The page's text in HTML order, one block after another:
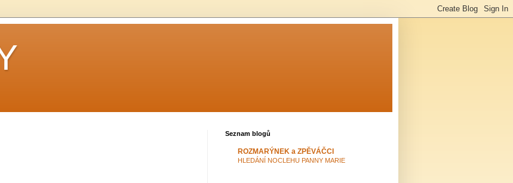
Seznam blogů
ROZMARÝNEK a ZPĚVÁČCI
HLEDÁNÍ NOCLEHU PANNY MARIE